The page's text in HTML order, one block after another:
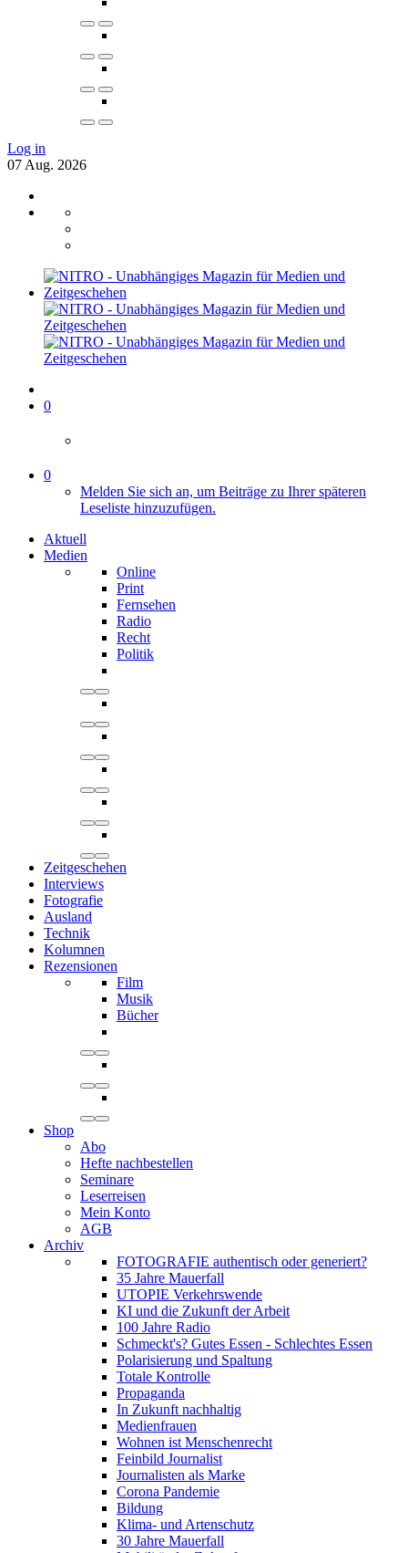
Log in
07 Aug. 2026
0
0
Melden Sie sich an, um Beiträge zu Ihrer späteren
Leseliste hinzuzufügen.
Aktuell
Medien
Online
Print
Fernsehen
Radio
Recht
Politik
Zeitgeschehen
Interviews
Fotografie
Ausland
Technik
Kolumnen
Rezensionen
Film
Musik
Bücher
Shop
Abo
Hefte nachbestellen
Seminare
Leserreisen
Mein Konto
AGB
Archiv
FOTOGRAFIE authentisch oder generiert?
35 Jahre Mauerfall
UTOPIE Verkehrswende
KI und die Zukunft der Arbeit
100 Jahre Radio
Schmeckt's? Gutes Essen - Schlechtes Essen
Polarisierung und Spaltung
Totale Kontrolle
Propaganda
In Zukunft nachhaltig
Medienfrauen
Wohnen ist Menschenrecht
Feinbild Journalist
Journalisten als Marke
Corona Pandemie
Bildung
Klima- und Artenschutz
30 Jahre Mauerfall